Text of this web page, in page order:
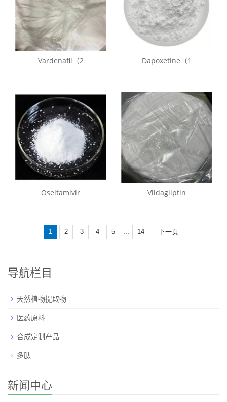
Vardenafil（2 Dapoxetine（1
Oseltamivir Vildagliptin
1 2 3 4 5 ... 14 下一页
导航栏目
天然植物提取物
医药原料
合成定制产品
多肽
新闻中心